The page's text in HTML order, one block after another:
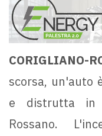
CORIGLIANO-
scorsa, un'auto
e distrutta in
Rossano.